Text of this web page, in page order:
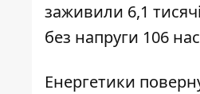
заживили 6,1
без напруги 106
Енергетики